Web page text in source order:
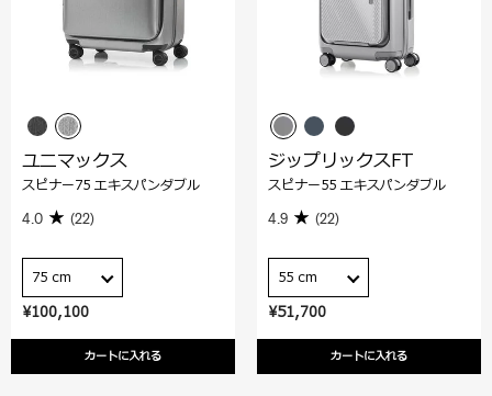
¥100,100
カートに入れる
ユニマックス
スピナー75 エキスパンダブル
4.0 (22)
75 cm
¥51,700
カートに入れる
ジップリックスFT
スピナー55 エキスパンダブル
4.9 (22)
55 cm